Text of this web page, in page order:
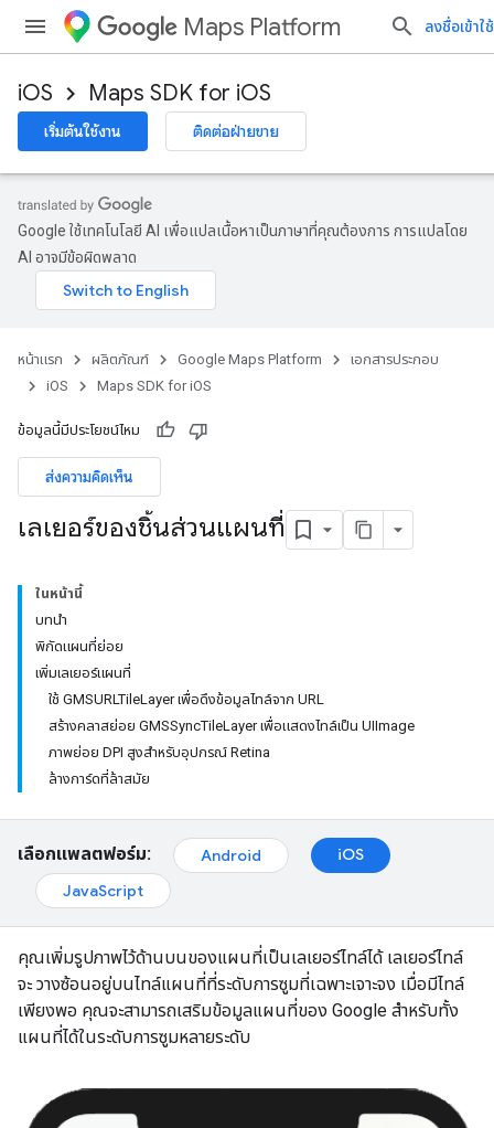
Maps Platform ลงชื่อเข้าใช้
iOS Maps SDK for iOS
เริ่มต้นใช้งาน ติดต่อฝ่ายขาย
Google ใช้เทคโนโลยี AI เพื่อแปลเนื้อหาเป็นภาษาที่คุณต้องการ การแปลโดย
AI อาจมีข้อผิดพลาด
หน้าแรก ผลิตภัณฑ์ Google Maps Platform
เอกสารประกอบ
iOS
Maps SDK for iOS
ข้อมูลนี้มีประโยชน์ไหม
ส่งความคิดเห็น
เลเยอร์ของชิ้นส่วนแผนที่
ในหน้านี้
บทนำ
พิกัดแผนที่ย่อย
เพิ่มเลเยอร์แผนที่
ใช้ GMSURLTileLayer เพื่อดึงข้อมูลไทล์จาก URL
สร้างคลาสย่อย GMSSyncTileLayer เพื่อแสดงไทล์เป็น UIImage
ภาพย่อย DPI สูงสำหรับอุปกรณ์ Retina
ล้างการ์ดที่ล้าสมัย
เลือกแพลตฟอร์ม: Android
iOS
JavaScript
คุณเพิ่มรูปภาพไว้ด้านบนของแผนที่เป็นเลเยอร์ไทล์ได้ เลเยอร์ไทล์
จะ วางซ้อนอยู่บนไทล์แผนที่ที่ระดับการซูมที่เฉพาะเจาะจง เมื่อมีไทล์
เพียงพอ คุณจะสามารถเสริมข้อมูลแผนที่ของ Google สำหรับทั้ง
แผนที่ได้ในระดับการซูมหลายระดับ